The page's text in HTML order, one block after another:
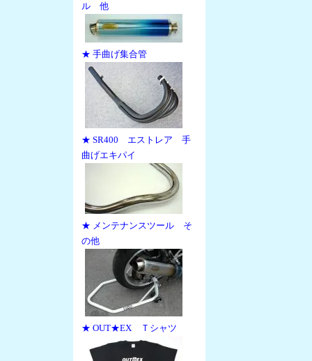
ル 他
★ 手曲げ集合管
★ SR400 エストレア 手
曲げエキパイ
★ メンテナンスツール そ
の他
★ OUT★EX Ｔシャツ